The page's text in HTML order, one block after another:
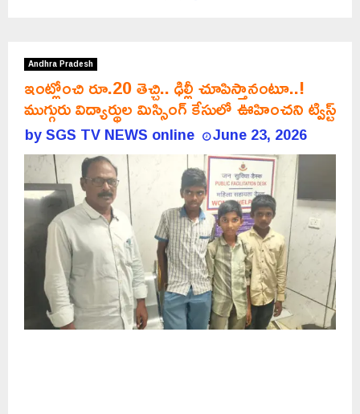
Andhra Pradesh
ఇంట్లోంచి రూ.20 తెచ్చి.. ఢిల్లీ చూపిస్తానంటూ..!
ముగ్గురు విద్యార్థుల మిస్సింగ్ కేసులో ఊహించని ట్విస్ట్
bySGS TV NEWS online June 23, 2026